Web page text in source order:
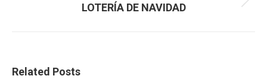
Publicación
LOTERÍA DE NAVIDAD
Related Posts